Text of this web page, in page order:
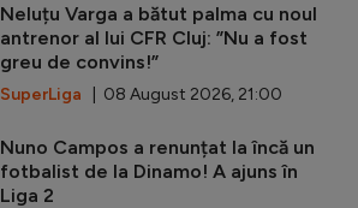
Neluțu Varga a bătut palma cu noul
antrenor al lui CFR Cluj: ”Nu a fost
greu de convins!”
SuperLiga | 08 August 2026, 21:00
Nuno Campos a renunțat la încă un
fotbalist de la Dinamo! A ajuns în
Liga 2